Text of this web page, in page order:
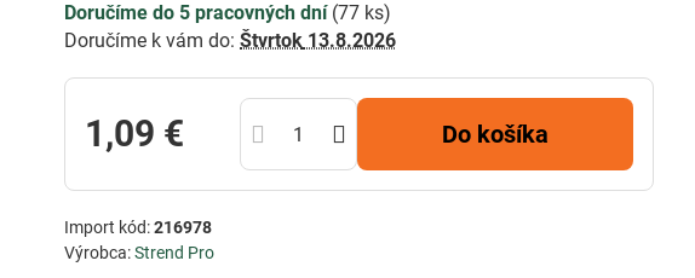
Doručíme do 5 pracovných dní (77 ks)
Doručíme k vám do:Štvrtok 13.8.2026
1,09 € Do košíka
Import kód:216978
Výrobca:Strend Pro